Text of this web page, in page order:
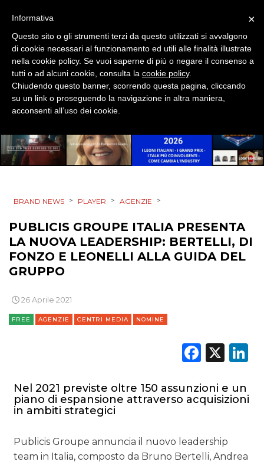
PREVISIONI/SCENARI
NORMATIVE
TREND
OPINIONI
BRAND NEWS > PLAYER > AGENZIE >
PUBLICIS GROUPE ITALIA PRESENTA
LA NUOVA LEADERSHIP: BERTELLI, DI
FONZO E LEONELLI ALLA GUIDA DEL
GRUPPO
26 Aprile 2021
FREE AGENZIE CENTRI MEDIA NOMINE
X
Nel 2021 previste oltre 150 assunzioni e un
piano di espansione attraverso acquisizioni
in ambiti strategici
Publicis Groupe annuncia il nuovo leadership
team in Italia, composto da Bruno Bertelli, Andrea
×
Informativa
Questo sito o gli strumenti terzi da questo utilizzati si avvalgono
di cookie necessari al funzionamento ed utili alle finalità illustrate
nella cookie policy. Se vuoi saperne di più o negare il consenso a
tutti o ad alcuni cookie, consulta la cookie policy.
Chiudendo questo banner, scorrendo questa pagina, cliccando
su un link o proseguendo la navigazione in altra maniera,
acconsenti all’uso dei cookie.